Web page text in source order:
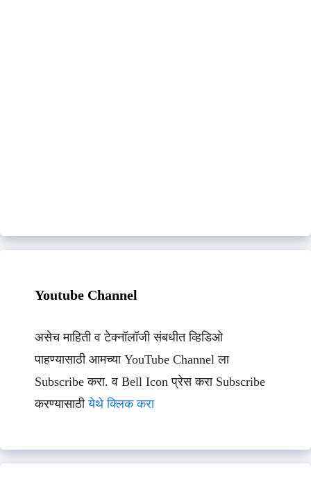
Youtube Channel
असेच माहिती व टेक्नॉलॉजी संबधीत व्हिडिओ
पाहण्यासाठी आमच्या YouTube Channel ला
Subscribe करा. व Bell Icon प्रेस करा Subscribe
करण्यासाठीयेथे क्लिक करा